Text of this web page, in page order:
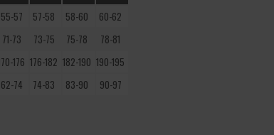
55-57 57-58 58-60
60-62
71-73 73-75 75-78
78-81
176 176-182 182-190 190-195
62-74 74-83 83-90 90-97